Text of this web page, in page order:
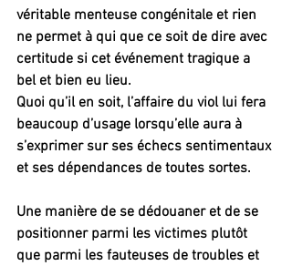
véritable menteuse congénitale et rien
ne permet à qui que ce soit de dire avec
certitude si cet événement tragique a
bel et bien eu lieu.
Quoi qu’il en soit, l’affaire du viol lui fera
beaucoup d’usage lorsqu’elle aura à
s’exprimer sur ses échecs sentimentaux
et ses dépendances de toutes sortes.
Une manière de se dédouaner et de se
positionner parmi les victimes plutôt
que parmi les fauteuses de troubles et